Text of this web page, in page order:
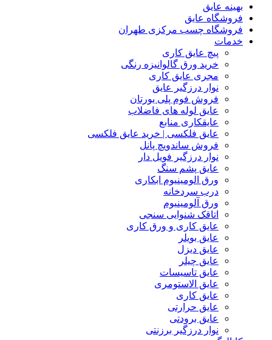
بهینه عایق
فروشگاه عایق
فروشگاه چسب مرکزی طهران
خدمات
پیچ عایق کاری
خرید ورق گالوانیزه رنگی
مجری عایق کاری
نوار درزگیر عایق
فروش فوم پلی یورتان
عایق لوله های فاضلاب
عایقکاری منابع
عایق فلکسی | خرید عایق فلکسی
فروش ساندویچ پانل
نوار درزگیر فویل دار
عایق پشم سنگ
ورق الومینیوم ابکاری
درب سردخانه
ورق آلومینیوم
اتاقک شنوایی سنجی
عایق کاری و ورق کاری
عایق بویلر
عایق دیزل
عایق چیلر
عایق تاسیسات
عایق الاستومری
عایق کاری
عایق حرارتی
عایق برودتی
نوار درزگیر برزنتی